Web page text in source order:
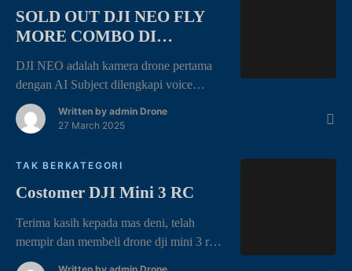
SOLD OUT DJI NEO FLY
MORE COMBO DI
RAMADHAN
DJI NEO adalah kamera drone pertama
dengan AI Subject dilengkapi voice
control dan mobile control. Dji NEO FLY
MORE COMBO TERJUAL HABIS Di
ini. Arvindo Drone sangat senang bisa
sejenisnya yang berhubungan dengan
drone, dapat menyediakan drone yang
anda inginkan adalah salah satu kepuasan
Written by admin Drone
27 March 2025
TAK BERKATEGORI
Costomer DJI Mini 3 RC
Terima kasih kepada mas deni, telah
mempir dan membeli drone dji mini 3 rc
di arvindo drone jambi. semoga